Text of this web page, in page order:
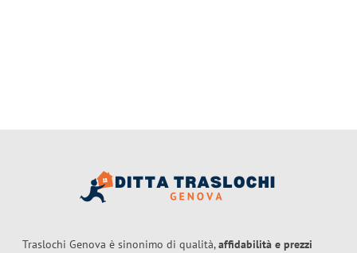
Traslochi Genova è sinonimo di qualità,affidabilità e prezzi